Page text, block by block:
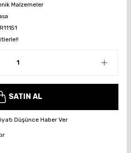
Malzemeler
SATIN AL
Düşünce Haber Ver